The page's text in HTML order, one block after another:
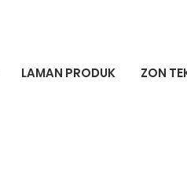
LAMAN PRODUK ZON